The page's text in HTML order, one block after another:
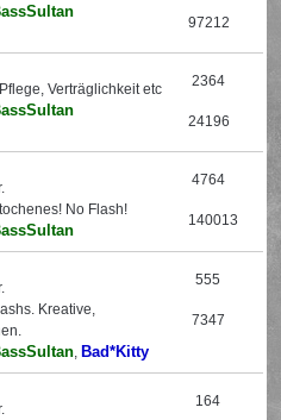
97212
Verträglichkeit etc
2364
24196
No Flash!
4764
140013
Kreative,
, Bad*Kitty
555
7347
164